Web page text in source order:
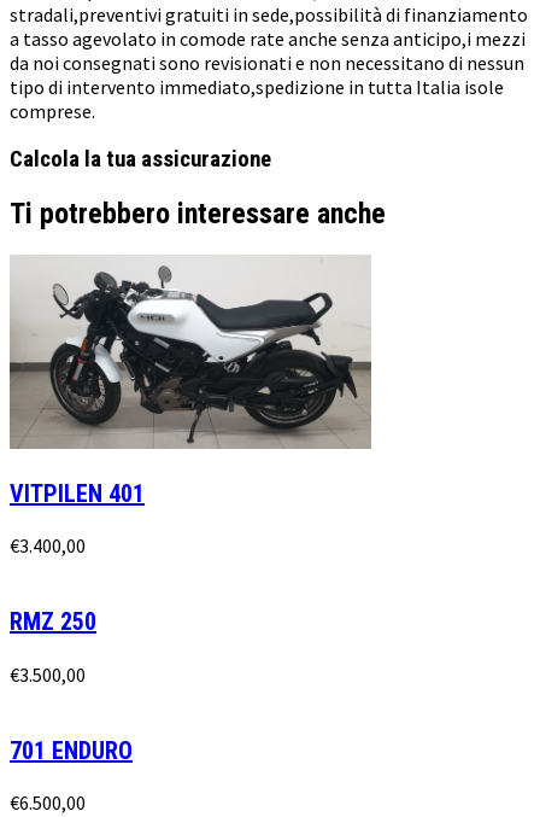
stradali,preventivi gratuiti in sede,possibilità di finanziamento
a tasso agevolato in comode rate anche senza anticipo,i mezzi
da noi consegnati sono revisionati e non necessitano di nessun
tipo di intervento immediato,spedizione in tutta Italia isole
comprese.
Calcola la tua assicurazione
Ti potrebbero interessare anche
VITPILEN 401
€3.400,00
RMZ 250
€3.500,00
701 ENDURO
€6.500,00